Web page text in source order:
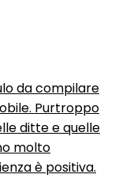
da compilare
Purtroppo
ditte e quelle
molto
è positiva.